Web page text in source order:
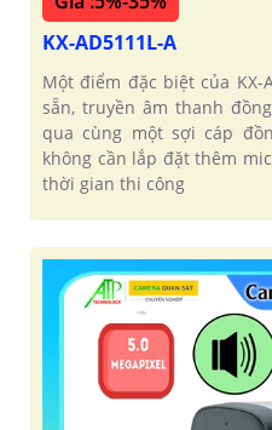
KX-AD5111L-A
Một điểm đặc biệt của
sẵn, truyền âm thanh
qua cùng một sợi cáp
không cần lắp đặt thêm
thời gian thi công